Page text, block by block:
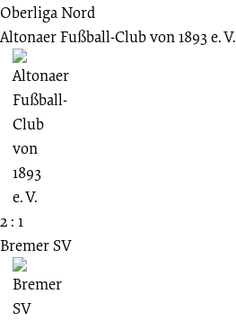
Oberliga Nord
Altonaer Fußball-Club von 1893 e. V.
2 : 1
Bremer SV